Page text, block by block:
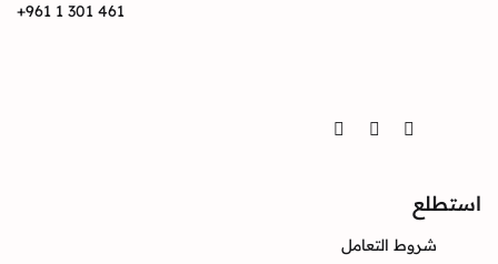
+961 1 301 461
Facebook
Instagram
Twitter
استطلع
شروط التعامل